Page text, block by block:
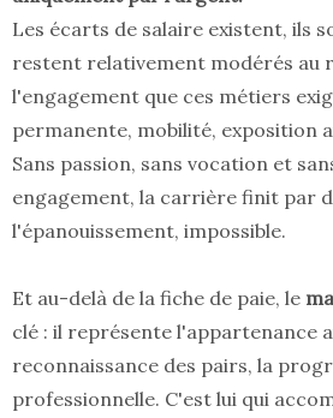
Les écarts de salaire existent, ils
restent relativement modérés au
l'engagement que ces métiers
permanente, mobilité, exposition
Sans passion, sans vocation et
engagement, la carrière finit par
l'épanouissement, impossible.
Et au-delà de la fiche de paie, le
clé : il représente l'appartenance
reconnaissance des pairs, la
professionnelle. C'est lui qui